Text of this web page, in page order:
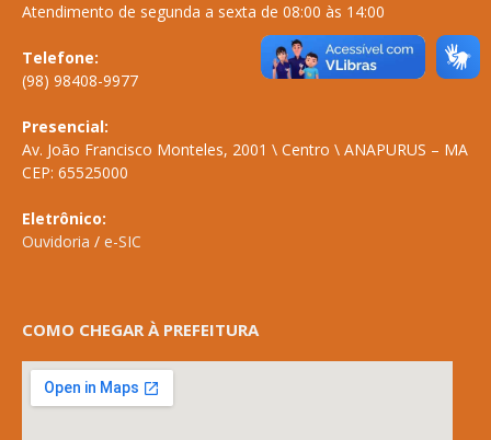
Atendimento de segunda a sexta de 08:00 às 14:00
Telefone:
(98) 98408-9977
Presencial:
Av. João Francisco Monteles, 2001 \ Centro \ ANAPURUS – MA
CEP: 65525000
Eletrônico:
Ouvidoria / e-SIC
COMO CHEGAR À PREFEITURA